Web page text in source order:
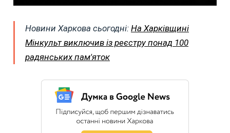
Новини Харкова сьогодні: На Харківщині
Мінкульт виключив із реєстру понад 100
радянських пам'яток